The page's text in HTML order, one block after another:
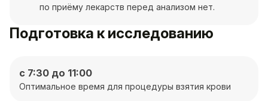
по приёму лекарств перед анализом нет.
Подготовка к исследованию
с 7:30 до 11:00
Оптимальное время для процедуры взятия крови